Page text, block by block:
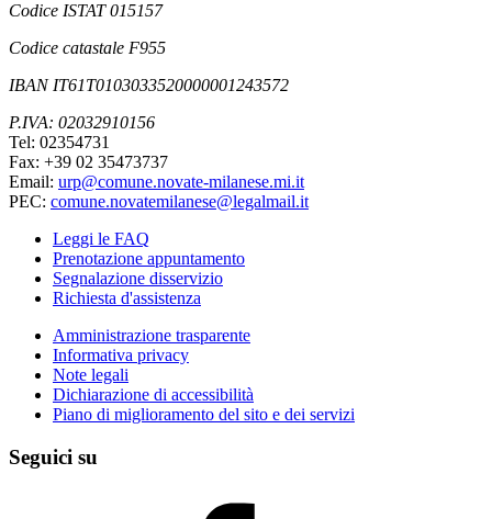
Codice ISTAT 015157
Codice catastale F955
IBAN IT61T0103033520000001243572
P.IVA: 02032910156
Tel: 02354731
Fax: +39 02 35473737
Email: urp@comune.novate-milanese.mi.it
PEC: comune.novatemilanese@legalmail.it
Leggi le FAQ
Prenotazione appuntamento
Segnalazione disservizio
Richiesta d'assistenza
Amministrazione trasparente
Informativa privacy
Note legali
Dichiarazione di accessibilità
Piano di miglioramento del sito e dei servizi
Seguici su